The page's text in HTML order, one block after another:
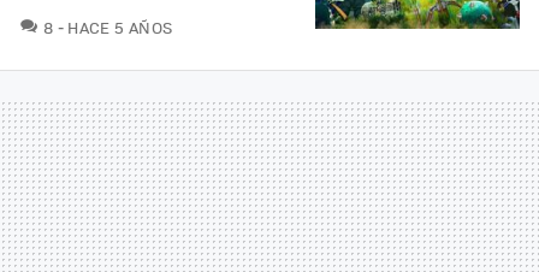
8 COMENTARIOS
HACE 5 AÑOS